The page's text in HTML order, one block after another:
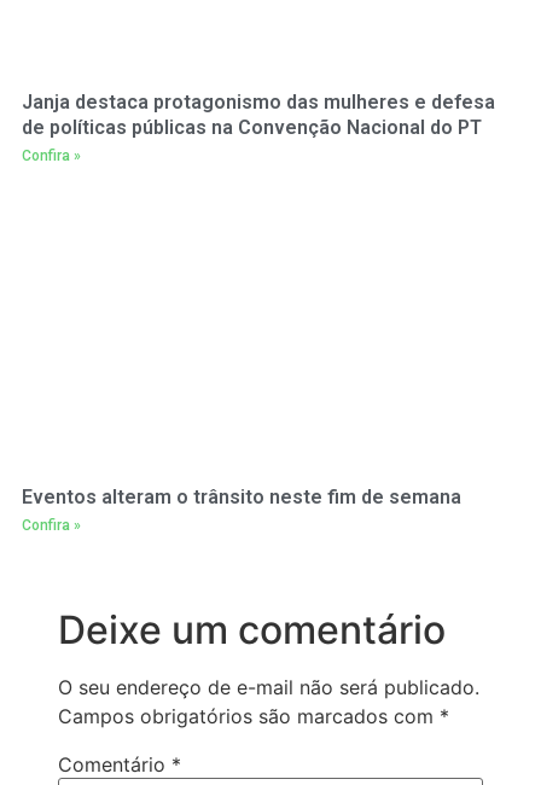
Janja destaca protagonismo das mulheres e defesa
de políticas públicas na Convenção Nacional do PT
Confira »
Eventos alteram o trânsito neste fim de semana
Confira »
Deixe um comentário
O seu endereço de e-mail não será publicado.
Campos obrigatórios são marcados com *
Comentário *